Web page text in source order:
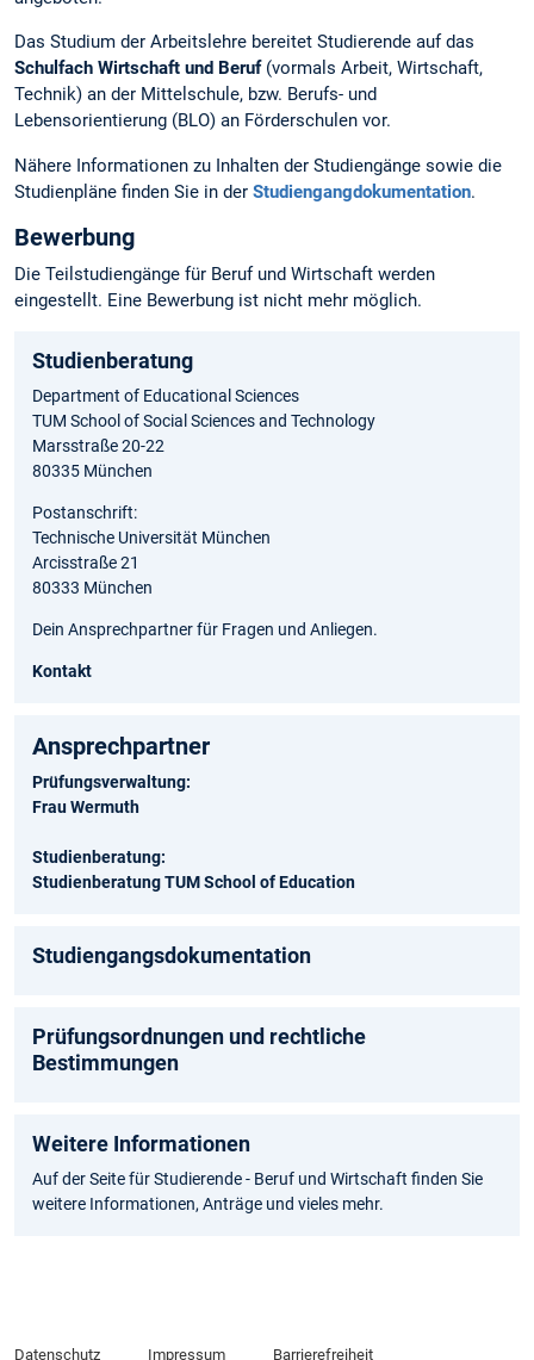
Das Studium der Arbeitslehre bereitet Studierende auf das
Schulfach Wirtschaft und Beruf (vormals Arbeit, Wirtschaft,
Technik) an der Mittelschule, bzw. Berufs- und
Lebensorientierung (BLO) an Förderschulen vor.
Nähere Informationen zu Inhalten der Studiengänge sowie die
Studienpläne finden Sie in der Studiengangdokumentation.
Bewerbung
Die Teilstudiengänge für Beruf und Wirtschaft werden
eingestellt. Eine Bewerbung ist nicht mehr möglich.
Studienberatung
Department of Educational Sciences
TUM School of Social Sciences and Technology
Marsstraße 20-22
80335 München
Postanschrift:
Technische Universität München
Arcisstraße 21
80333 München
Dein Ansprechpartner für Fragen und Anliegen.
Kontakt
Ansprechpartner
Prüfungsverwaltung:
Frau Wermuth
Studienberatung:
Studienberatung TUM School of Education
Studiengangsdokumentation
Prüfungsordnungen und rechtliche
Bestimmungen
Weitere Informationen
Auf der Seite für Studierende - Beruf und Wirtschaft finden Sie
weitere Informationen, Anträge und vieles mehr.
Datenschutz Impressum Barrierefreiheit